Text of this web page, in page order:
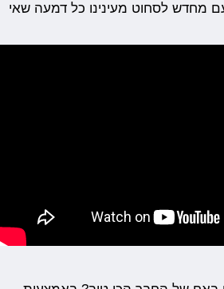
מחדש לסחוט מעינינו כל דמעה שאי